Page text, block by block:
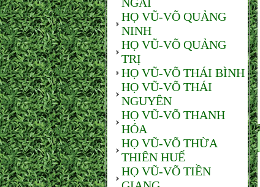
HỌ VŨ-VÕ QUẢNG
NINH
HỌ VŨ-VÕ QUẢNG
TRỊ
HỌ VŨ-VÕ THÁI BÌNH
HỌ VŨ-VÕ THÁI
NGUYÊN
HỌ VŨ-VÕ THANH
HÓA
HỌ VŨ-VÕ THỪA
THIÊN HUẾ
HỌ VŨ-VÕ TIỀN